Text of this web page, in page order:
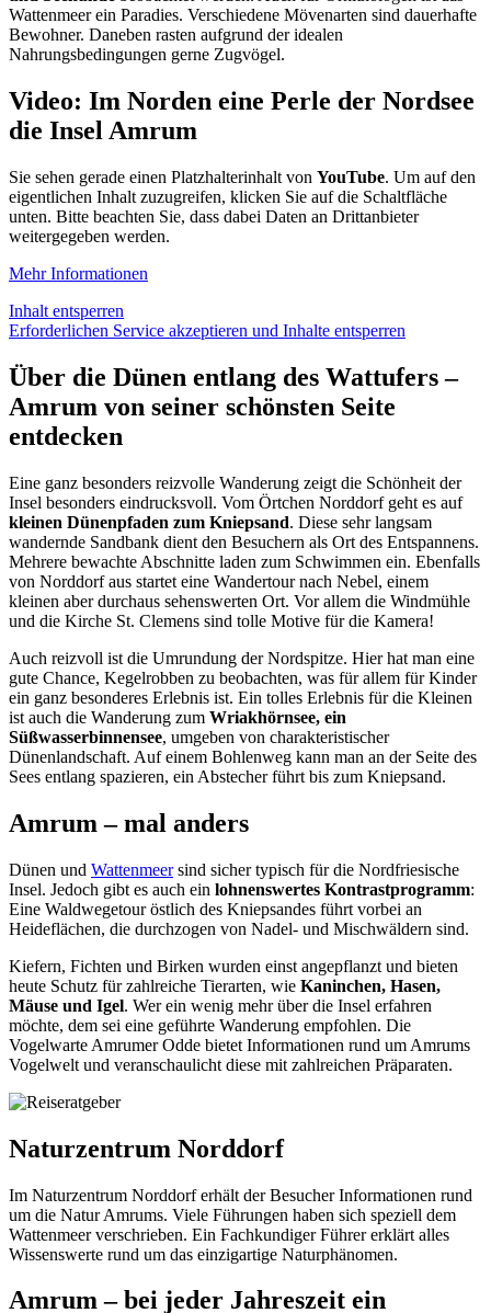
Wattenmeer ein Paradies. Verschiedene Mövenarten sind dauerhafte
Bewohner. Daneben rasten aufgrund der idealen
Nahrungsbedingungen gerne Zugvögel.
Video: Im Norden eine Perle der Nordsee
die Insel Amrum
Sie sehen gerade einen Platzhalterinhalt von YouTube. Um auf den
eigentlichen Inhalt zuzugreifen, klicken Sie auf die Schaltfläche
unten. Bitte beachten Sie, dass dabei Daten an Drittanbieter
weitergegeben werden.
Mehr Informationen
Inhalt entsperren
Erforderlichen Service akzeptieren und Inhalte entsperren
Über die Dünen entlang des Wattufers –
Amrum von seiner schönsten Seite
entdecken
Eine ganz besonders reizvolle Wanderung zeigt die Schönheit der
Insel besonders eindrucksvoll. Vom Örtchen Norddorf geht es auf
kleinen Dünenpfaden zum Kniepsand. Diese sehr langsam
wandernde Sandbank dient den Besuchern als Ort des Entspannens.
Mehrere bewachte Abschnitte laden zum Schwimmen ein. Ebenfalls
von Norddorf aus startet eine Wandertour nach Nebel, einem
kleinen aber durchaus sehenswerten Ort. Vor allem die Windmühle
und die Kirche St. Clemens sind tolle Motive für die Kamera!
Auch reizvoll ist die Umrundung der Nordspitze. Hier hat man eine
gute Chance, Kegelrobben zu beobachten, was für allem für Kinder
ein ganz besonderes Erlebnis ist. Ein tolles Erlebnis für die Kleinen
ist auch die Wanderung zum Wriakhörnsee, ein
Süßwasserbinnensee, umgeben von charakteristischer
Dünenlandschaft. Auf einem Bohlenweg kann man an der Seite des
Sees entlang spazieren, ein Abstecher führt bis zum Kniepsand.
Amrum – mal anders
Dünen und Wattenmeersind sicher typisch für die Nordfriesische
Insel. Jedoch gibt es auch ein lohnenswertes Kontrastprogramm:
Eine Waldwegetour östlich des Kniepsandes führt vorbei an
Heideflächen, die durchzogen von Nadel- und Mischwäldern sind.
Kiefern, Fichten und Birken wurden einst angepflanzt und bieten
heute Schutz für zahlreiche Tierarten, wie Kaninchen, Hasen,
Mäuse und Igel. Wer ein wenig mehr über die Insel erfahren
möchte, dem sei eine geführte Wanderung empfohlen. Die
Vogelwarte Amrumer Odde bietet Informationen rund um Amrums
Vogelwelt und veranschaulicht diese mit zahlreichen Präparaten.
Naturzentrum Norddorf
Im Naturzentrum Norddorf erhält der Besucher Informationen rund
um die Natur Amrums. Viele Führungen haben sich speziell dem
Wattenmeer verschrieben. Ein Fachkundiger Führer erklärt alles
Wissenswerte rund um das einzigartige Naturphänomen.
Amrum – bei jeder Jahreszeit ein